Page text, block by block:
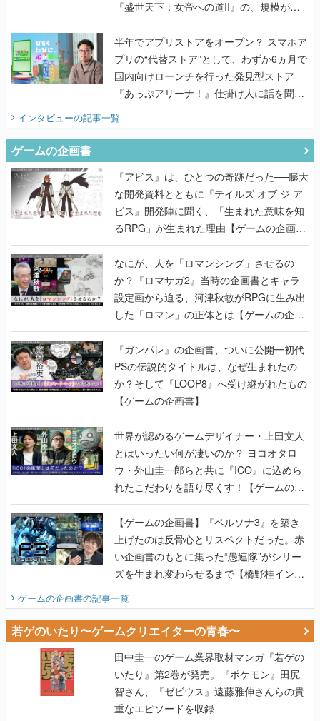
『盛世天下：女帝への道II』の、規模が違
うこだわりをプロデューサーに聞いた
半年でアプリストアをオープン？ スマホア
プリの“代替ストア”として、わずか6ヵ月で
国内向けローンチを行った発見型ストア
『あっぷアリーナ！』仕掛け人に話を聞い
てみた
インタビューの記事一覧
ゲームの企画書
『アビス』は、ひとつの奇跡だった──膨大
な開発資料とともに『テイルズ オブ ジ ア
ビス』開発陣に聞く、「生まれた意味を知
るRPG」が生まれた理由【ゲームの企画
書】
なにが、人を「ロマンシング」させるの
か？『ロマサガ2』当時の企画書とキャラ
設定画から迫る、河津秋敏がRPGに生み出
した「ロマン」の正体とは【ゲームの企画
書】
『ガンパレ』の企画書、ついに公開━初代
PSの伝説的タイトルは、なぜ生まれたの
か？そして『LOOP8』へ受け継がれたもの
【ゲームの企画書】
世界が認めるゲームデザイナー・上田文人
とはいったい何が凄いのか？ ヨコオタロ
ウ・外山圭一郎らと共に『ICO』に込めら
れたこだわりを語り尽くす！【ゲームの企
画書】
【ゲームの企画書】『ペルソナ3』を築き
上げたのは反骨心とリスペクトだった。赤
い企画書のもとに集った“愚連隊”がシリー
ズを生まれ変わらせるまで【橋野桂インタ
ビュー】
ゲームの企画書の記事一覧
若ゲのいたり〜ゲームクリエイターの青春〜
田中圭一のゲーム業界取材マンガ『若ゲの
いたり』第2巻が発売。『ポケモン』田尻
智さん、『ゼビウス』遠藤雅伸さんらの貴
重なエピソードを収録